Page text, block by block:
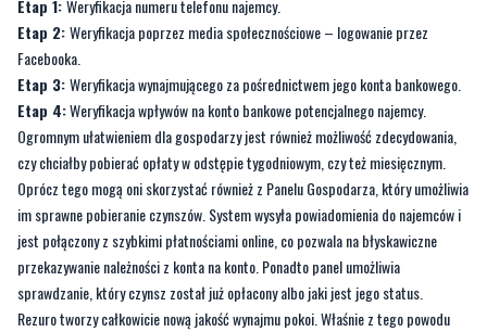
w trzech etapach. Dzięki tak zaawansowanej weryfikacji właściciele mieszkań
mogą mieć pewność, że potencjalni lokatorzy to sprawdzone i wypłacalne osoby.
Weryfikacja odbywa się w następujący sposób:
Etap 1:Weryfikacjanumeru telefonu najemcy.
Etap 2:Weryfikacja poprzez media społecznościowe – logowanie przez
Facebooka.
Etap3:Weryfikacjawynajmującego za pośrednictwem jego konta bankowego.
Etap 4:Weryfikacja wpływów na konto bankowe potencjalnego najemcy.
Ogromnym ułatwieniem dla gospodarzy jest również możliwość zdecydowania,
czy chciałby pobierać opłaty w odstępie tygodniowym, czy też miesięcznym.
Oprócz tego mogą oni skorzystać również z Panelu Gospodarza, który umożliwia
im sprawne pobieranie czynszów. System wysyła powiadomienia do najemców i
jest połączony z szybkimi płatnościami online, co pozwala na błyskawiczne